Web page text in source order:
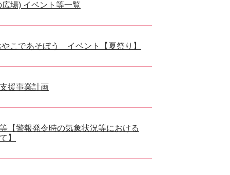
場) イベント等一覧
こであそぼう イベント【夏祭り】
援事業計画
【警報発令時の気象状況等における
】